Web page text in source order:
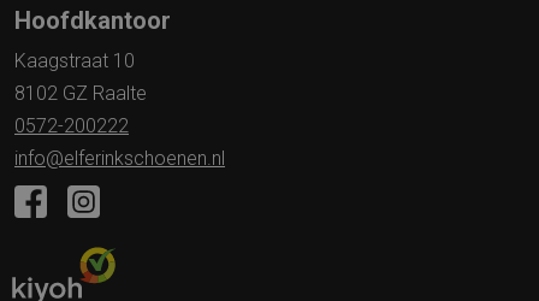
Hoofdkantoor
Kaagstraat 10
8102 GZ Raalte
0572-200222
info@elferinkschoenen.nl